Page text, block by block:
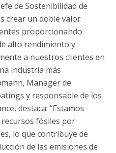
de Sostenibilidad de
crear un doble valor
proporcionando
alto rendimiento y
a nuestros clientes en
industria más
Manager de
y responsable de los
destaca: “Estamos
fósiles por
lo que contribuye de
de las emisiones de